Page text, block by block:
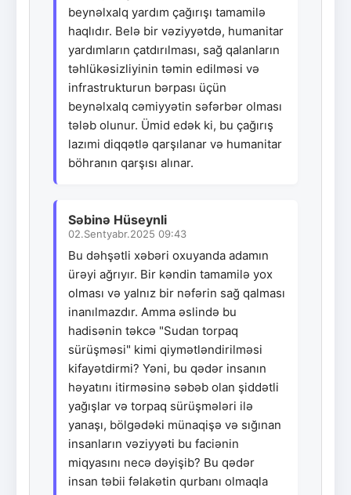
beynəlxalq yardım çağırışı tamamilə
haqlıdır. Belə bir vəziyyətdə, humanitar
yardımların çatdırılması, sağ qalanların
təhlükəsizliyinin təmin edilməsi və
infrastrukturun bərpası üçün
beynəlxalq cəmiyyətin səfərbər olması
tələb olunur. Ümid edək ki, bu çağırış
lazımi diqqətlə qarşılanar və humanitar
böhranın qarşısı alınar.
Səbinə Hüseynli
02.Sentyabr.2025 09:43
Bu dəhşətli xəbəri oxuyanda adamın
ürəyi ağrıyır. Bir kəndin tamamilə yox
olması və yalnız bir nəfərin sağ qalması
inanılmazdır. Amma əslində bu
hadisənin təkcə "Sudan torpaq
sürüşməsi" kimi qiymətləndirilməsi
kifayətdirmi? Yəni, bu qədər insanın
həyatını itirməsinə səbəb olan şiddətli
yağışlar və torpaq sürüşmələri ilə
yanaşı, bölgədəki münaqişə və sığınan
insanların vəziyyəti bu faciənin
miqyasını necə dəyişib? Bu qədər
insan təbii fəlakətin qurbanı olmaqla